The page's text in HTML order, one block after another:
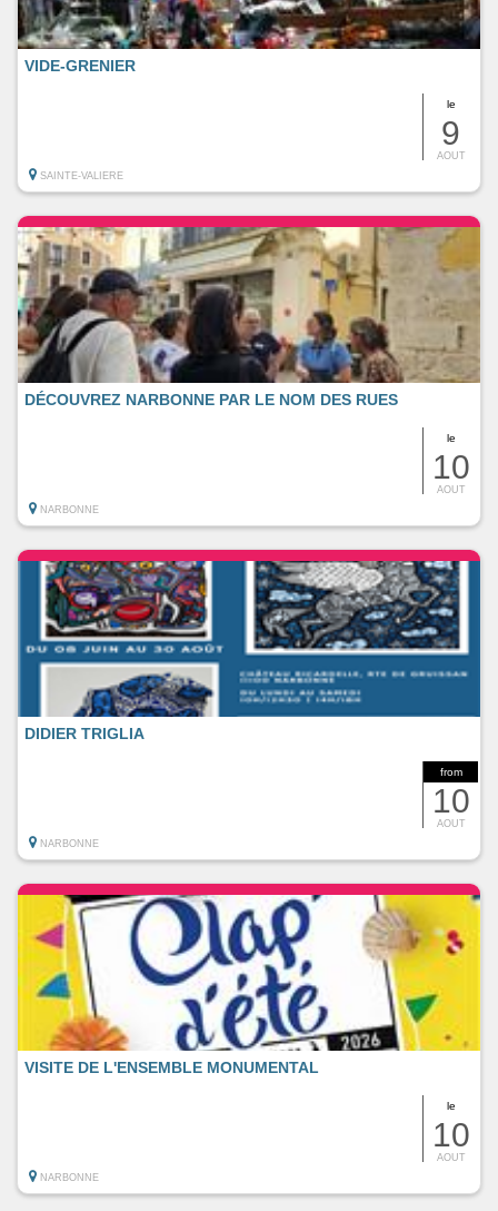
le
9
AOUT
VIDE-GRENIER
SAINTE-VALIERE
le
10
AOUT
DÉCOUVREZ NARBONNE PAR LE NOM DES RUES
NARBONNE
from
10
AOUT
DIDIER TRIGLIA
NARBONNE
le
10
AOUT
VISITE DE L'ENSEMBLE MONUMENTAL
NARBONNE